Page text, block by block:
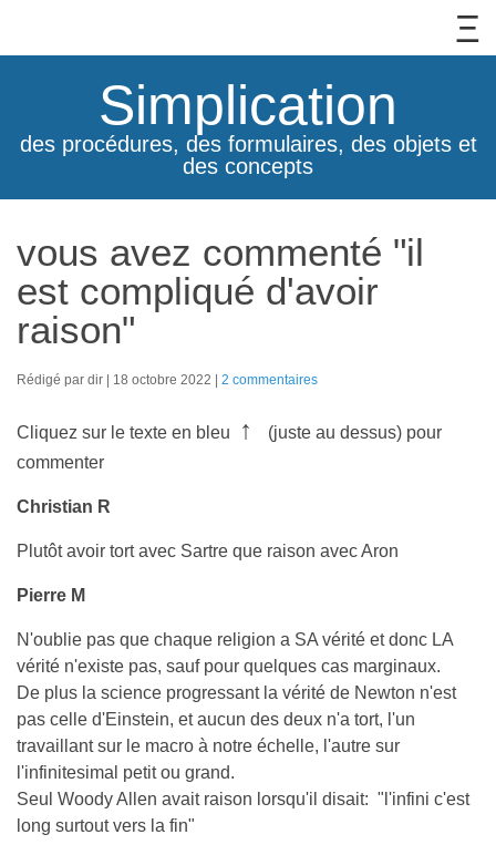
Simplication
des procédures, des formulaires, des objets et
des concepts
vous avez commenté "il
est compliqué d'avoir
raison"
Rédigé par dir 18 octobre 2022 2 commentaires
Cliquez sur le texte en bleu ↑
(juste au dessus) pour
commenter
Christian R
Plutôt avoir tort avec Sartre que raison avec Aron
Pierre M
N'oublie pas que chaque religion a SA vérité et donc LA
vérité n'existe pas, sauf pour quelques cas marginaux.
De plus la science progressant la vérité de Newton n'est
pas celle d'Einstein, et aucun des deux n'a tort, l'un
travaillant sur le macro à notre échelle, l'autre sur
l'infinitesimal petit ou grand.
Seul Woody Allen avait raison lorsqu'il disait: "l'infini c'est
long surtout vers la fin"